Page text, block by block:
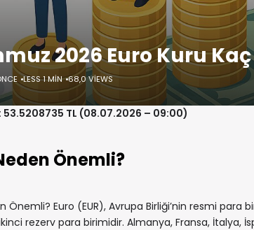
2026 Euro Kuru Kaç
LESS 1 MIN 68,0 VIEWS
53.5208735 TL (08.07.2026 – 09:00)
Önemli?
Önemli? Euro (EUR), Avrupa Birliği’nin resmi para
rezerv para birimidir. Almanya, Fransa, İtalya,